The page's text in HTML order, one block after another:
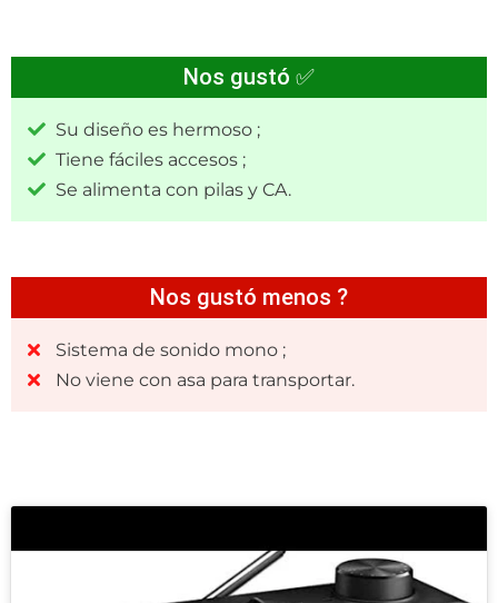
Nos gustó ✅
Su diseño es hermoso ;
Tiene fáciles accesos ;
Se alimenta con pilas y CA.
Nos gustó menos ?
Sistema de sonido mono ;
No viene con asa para transportar.